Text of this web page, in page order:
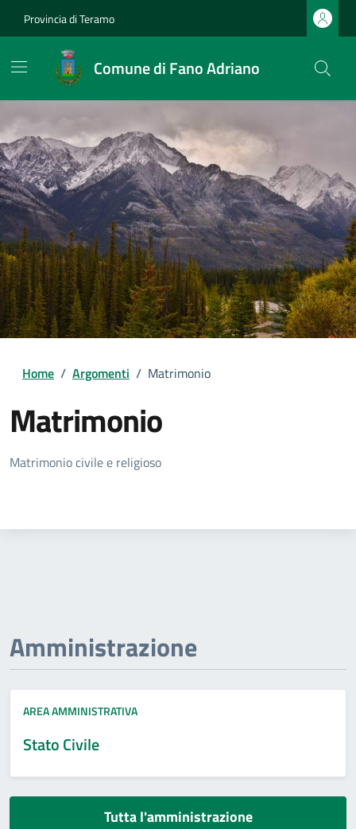
Provincia di Teramo
Comune di Fano Adriano
Home / Argomenti / Matrimonio
Matrimonio
Dettagli della notizia
Matrimonio civile e religioso
Amministrazione
AREA AMMINISTRATIVA
Stato Civile
Tutta l'amministrazione